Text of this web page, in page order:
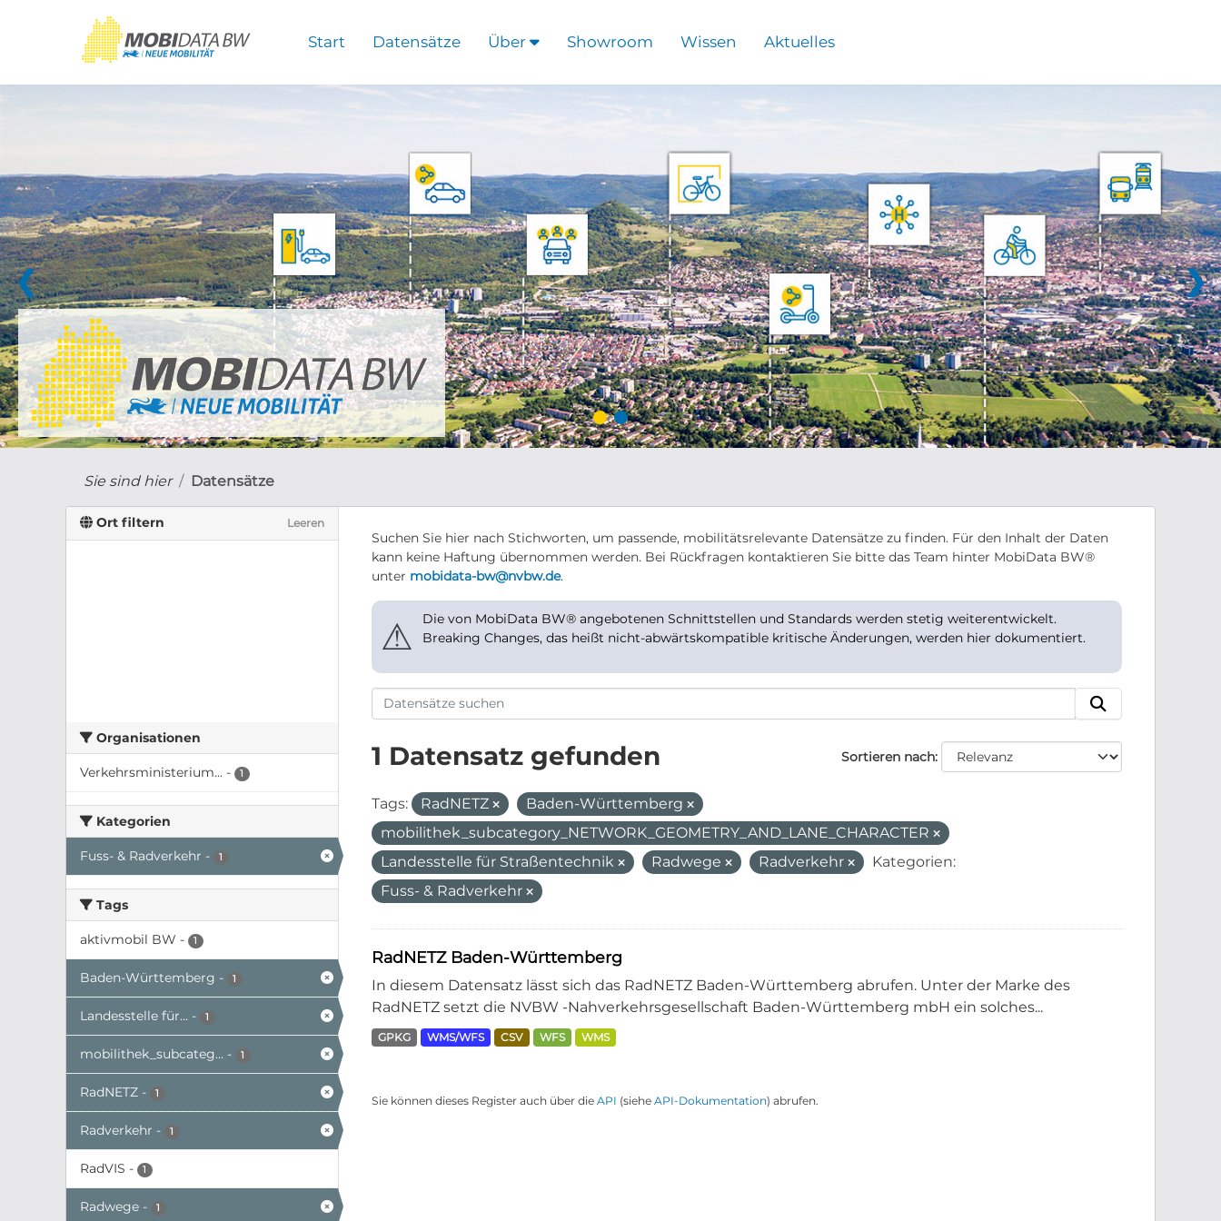
Start Datensätze Über Showroom Wissen Aktuelles
❮ ❯
Sie sind hier Datensätze
Ort filtern Leeren
Organisationen
Verkehrsministerium... - 1
Kategorien
Fuss- & Radverkehr - 1
Tags
aktivmobil BW - 1
Baden-Württemberg - 1
Landesstelle für... - 1
mobilithek_subcateg... - 1
RadNETZ - 1
Radverkehr - 1
RadVIS - 1
Radwege - 1
Suchen Sie hier nach Stichworten, um passende, mobilitätsrelevante Datensätze zu finden. Für den Inhalt der Daten
kann keine Haftung übernommen werden. Bei Rückfragen kontaktieren Sie bitte das Team hinter MobiData BW®
unter mobidata-bw@nvbw.de.
⚠
Die von MobiData BW® angebotenen Schnittstellen und Standards werden stetig weiterentwickelt.
Breaking Changes, das heißt nicht-abwärtskompatible kritische Änderungen, werden hier dokumentiert.
Sortieren nach
1 Datensatz gefunden
Tags: RadNETZ
Baden-Württemberg
mobilithek_subcategory_NETWORK_GEOMETRY_AND_LANE_CHARACTER
Landesstelle für Straßentechnik
Radwege Radverkehr
Kategorien:
Fuss- & Radverkehr
RadNETZ Baden-Württemberg
In diesem Datensatz lässt sich das RadNETZ Baden-Württemberg abrufen. Unter der Marke des
RadNETZ setzt die NVBW -Nahverkehrsgesellschaft Baden-Württemberg mbH ein solches...
GPKG WMS/WFS CSV WFS WMS
Sie können dieses Register auch über die API (siehe API-Dokumentation) abrufen.